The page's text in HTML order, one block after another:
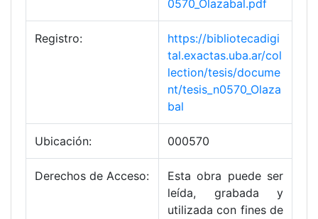
0570_Olazabal.pdf
Registro:
https://bibliotecadigi
tal.exactas.uba.ar/col
lection/tesis/docume
nt/tesis_n0570_Olaza
bal
Ubicación: 000570
Derechos de Acceso:
Esta obra puede ser
leída, grabada y
utilizada con fines de